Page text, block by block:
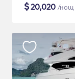
$20,020 /нощ